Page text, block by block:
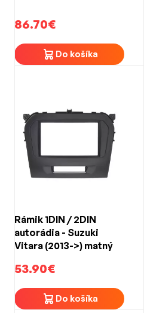
86.70€
Do košíka
Rámik 1DIN / 2DIN
autorádia - Suzuki
Vitara (2013->) matný
53.90€
Do košíka